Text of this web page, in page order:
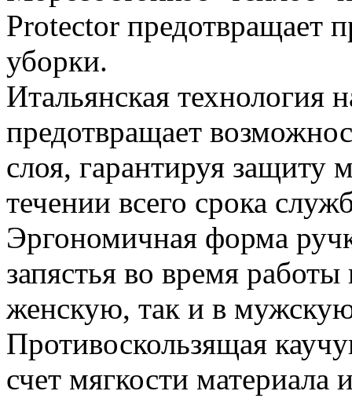
Protector предотвращает
уборки.
Итальянская технология
предотвращает
слоя, гарантируя защиту
течении всего срока
Эргономичная форма
запястья во время
женскую, так и в
Противоскользящая
счет мягкости